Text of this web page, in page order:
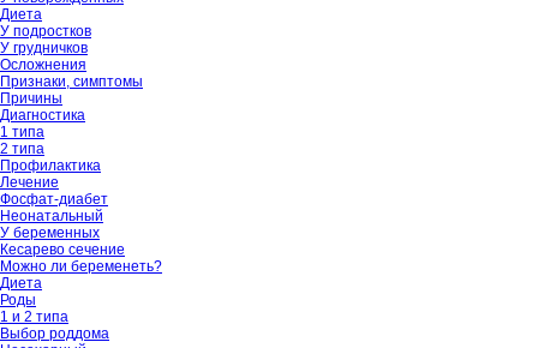
Диета
У подростков
У грудничков
Осложнения
Признаки, симптомы
Причины
Диагностика
1 типа
2 типа
Профилактика
Лечение
Фосфат-диабет
Неонатальный
У беременных
Кесарево сечение
Можно ли беременеть?
Диета
Роды
1 и 2 типа
Выбор роддома